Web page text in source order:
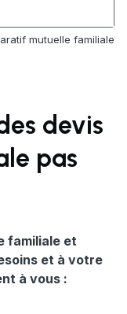
mutuelle familiale
devis
pas
familiale et
et à votre
à vous :